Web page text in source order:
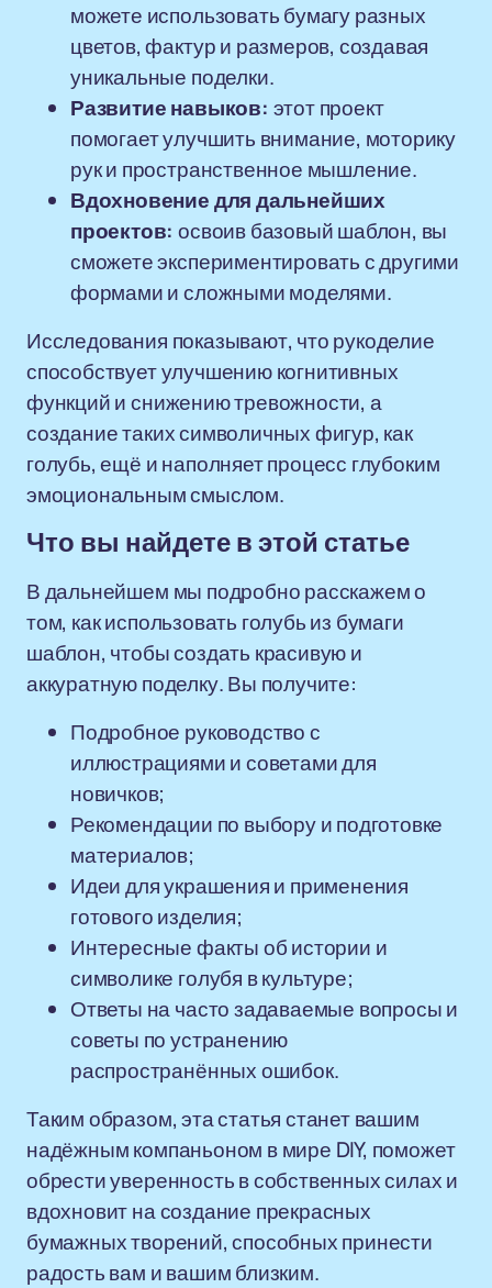
можете использовать бумагу разных
цветов, фактур и размеров, создавая
уникальные поделки.
Развитие навыков: этот проект
помогает улучшить внимание, моторику
рук и пространственное мышление.
Вдохновение для дальнейших
проектов: освоив базовый шаблон, вы
сможете экспериментировать с другими
формами и сложными моделями.
Исследования показывают, что рукоделие
способствует улучшению когнитивных
функций и снижению тревожности, а
создание таких символичных фигур, как
голубь, ещё и наполняет процесс глубоким
эмоциональным смыслом.
Что вы найдете в этой статье
В дальнейшем мы подробно расскажем о
том, как использовать голубь из бумаги
шаблон, чтобы создать красивую и
аккуратную поделку. Вы получите:
Подробное руководство с
иллюстрациями и советами для
новичков;
Рекомендации по выбору и подготовке
материалов;
Идеи для украшения и применения
готового изделия;
Интересные факты об истории и
символике голубя в культуре;
Ответы на часто задаваемые вопросы и
советы по устранению
распространённых ошибок.
Таким образом, эта статья станет вашим
надёжным компаньоном в мире DIY, поможет
обрести уверенность в собственных силах и
вдохновит на создание прекрасных
бумажных творений, способных принести
радость вам и вашим близким.